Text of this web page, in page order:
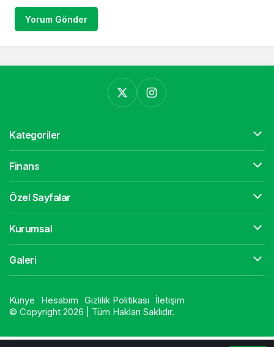
Yorum Gönder
Kategoriler
Finans
Özel Sayfalar
Kurumsal
Galeri
Künye Hesabım Gizlilik Politikası
İletişim
© Copyright 2026 | Tüm Hakları Saklıdır.